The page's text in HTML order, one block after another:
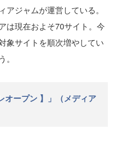
ジャムが運営している。
は現在およそ70サイト。今
象サイトを順次増やしてい
ープン 】」
（メディア